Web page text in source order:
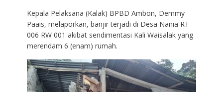
Kepala Pelaksana (Kalak) BPBD Ambon, Demmy
Paais, melaporkan, banjir terjadi di Desa Nania RT
006 RW 001 akibat sendimentasi Kali Waisalak yang
merendam 6 (enam) rumah.